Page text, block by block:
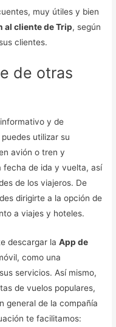
muy útiles y bien
al cliente de Trip, según
clientes.
de otras
y de
utilizar su
avión o tren y
fecha de ida y vuelta, así
de los viajeros. De
dirigirte a la opción de
a viajes y hoteles.
descargar laApp de
como una
servicios. Así mismo,
de vuelos populares,
general de la compañía
te facilitamos: